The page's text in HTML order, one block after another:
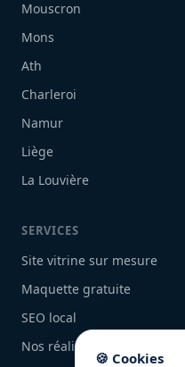
Mouscron
Mons
Ath
Charleroi
Namur
Liège
La Louvière
SERVICES
Site vitrine sur mesure
Maquette gratuite
SEO local
Nos réalisations
🍪 Cookies